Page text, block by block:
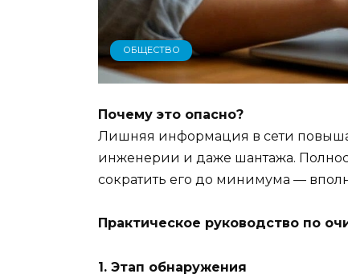
ОБЩЕСТВО
Почему это опасно?
Лишняя информация в сети
инженерии и даже шантажа.
сократить его до минимума —
Практическое руководство по
1. Этап обнаружения